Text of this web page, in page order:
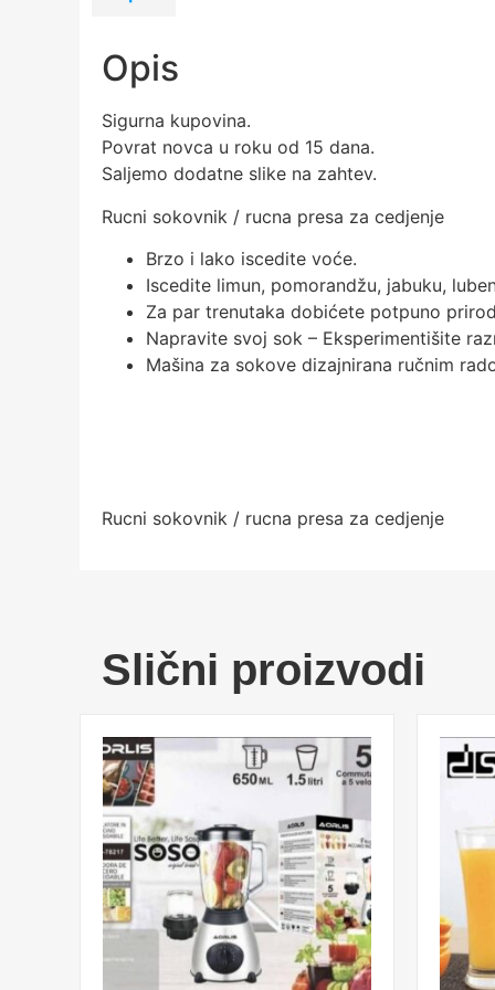
Opis
Sigurna kupovina.
Povrat novca u roku od 15 dana.
Saljemo dodatne slike na zahtev.
Rucni sokovnik / rucna presa za cedjenje
Brzo i lako iscedite voće.
Iscedite limun, pomorandžu, jabuku,
Za par trenutaka dobićete potpuno
Napravite svoj sok – Eksperimentišite
Mašina za sokove dizajnirana ručnim
Rucni sokovnik / rucna presa za cedjenje
Slični proizvodi